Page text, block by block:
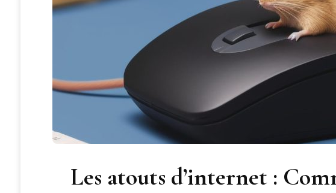
Les atouts d’internet :